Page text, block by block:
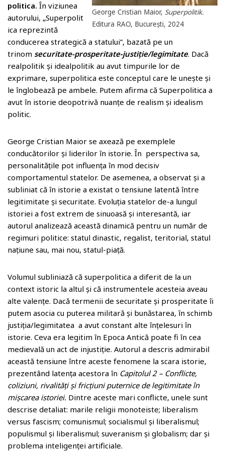
George Cristian Maior, Superpolitik.
Editura RAO, București, 2024
politica. În viziunea
autorului, „Superpolit
ica reprezintă
conducerea strategică a statului”, bazată pe un
trinom securitate-prosperitate-justiție/legimitate. Dacă
realpolitik și idealpolitik au avut timpurile lor de
exprimare, superpolitica este conceptul care le unește și
le înglobează pe ambele. Putem afirma că Superpolitica a
avut în istorie deopotrivă nuanțe de realism și idealism
politic.
George Cristian Maior se axează pe exemplele
conducătorilor și liderilor în istorie. În perspectiva sa,
personalitățile pot influența în mod decisiv
comportamentul statelor. De asemenea, a observat și a
subliniat că în istorie a existat o tensiune latentă între
legitimitate și securitate. Evoluția statelor de-a lungul
istoriei a fost extrem de sinuoasă și interesantă, iar
autorul analizează această dinamică pentru un număr de
regimuri politice: statul dinastic, regalist, teritorial, statul
națiune sau, mai nou, statul-piață.
Volumul subliniază că superpolitica a diferit de la un
context istoric la altul și că instrumentele acesteia aveau
alte valențe. Dacă termenii de securitate și prosperitate îi
putem asocia cu puterea militară și bunăstarea, în schimb
justiția/legimitatea a avut constant alte înțelesuri în
istorie. Ceva era legitim în Epoca Antică poate fi în cea
medievală un act de injustiție. Autorul a descris admirabil
această tensiune între aceste fenomene la scara istorie,
prezentând latența acestora în Capitolul 2 – Conflicte,
coliziuni, rivalități și fricțiuni puternice de legitimitate în
mișcarea istoriei. Dintre aceste mari conflicte, unele sunt
descrise detaliat: marile religii monoteiste; liberalism
versus fascism; comunismul; socialismul și liberalismul;
populismul și liberalismul; suveranism și globalism; dar și
problema inteligenței artificiale.